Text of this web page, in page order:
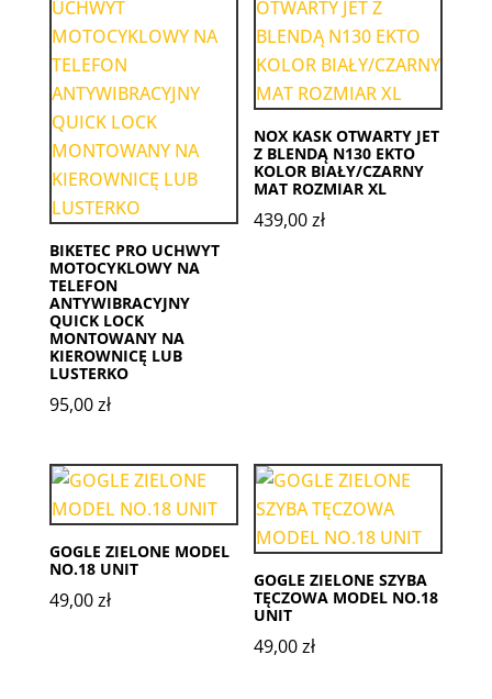
BIKETEC PRO UCHWYT
MOTOCYKLOWY NA
TELEFON
ANTYWIBRACYJNY
QUICK LOCK
MONTOWANY NA
KIEROWNICĘ LUB
LUSTERKO
95,00zł
NOX KASK OTWARTY JET
Z BLENDĄ N130 EKTO
KOLOR BIAŁY/CZARNY
MAT ROZMIAR XL
439,00zł
GOGLE ZIELONE MODEL
NO.18 UNIT
49,00zł
GOGLE ZIELONE SZYBA
TĘCZOWA MODEL NO.18
UNIT
49,00zł